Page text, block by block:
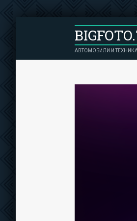
АВТОМОБИЛИ И